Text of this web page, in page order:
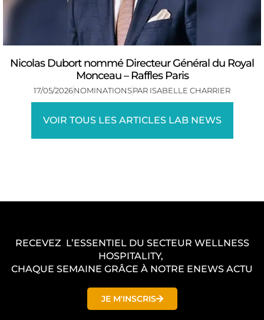
Nicolas Dubort nommé Directeur Général du Royal
Monceau – Raffles Paris
17/05/2026NOMINATIONSPAR ISABELLE CHARRIER
VOIR TOUS LES ARTICLES LAB NEWS
RECEVEZ L’ESSENTIEL DU SECTEUR WELLNESS
HOSPITALITY,
CHAQUE SEMAINE GRÂCE À NOTRE ENEWS ACTU
JE M'INSCRIS